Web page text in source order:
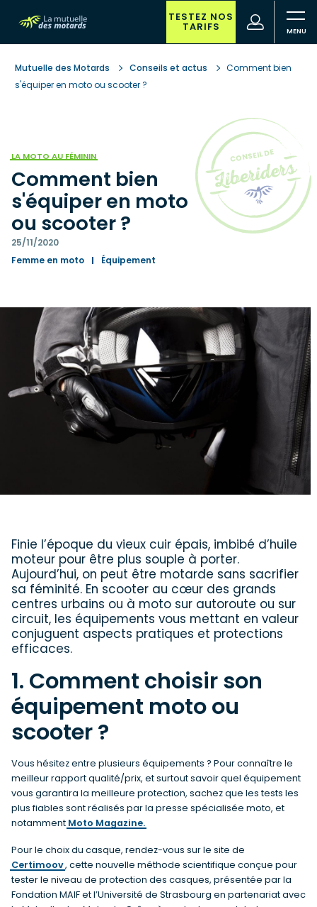
contenu
principal recherche
TESTEZ NOS
TARIFS
(nouvelle
fenêtre)
Mutuelle des Motards Conseils et actus
Comment bien
s'équiper en moto ou scooter ?
LA MOTO AU FÉMININ
Comment bien
s'équiper en moto
ou scooter ?
25/11/2020
Femme en moto
Équipement
Finie l’époque du vieux cuir épais, imbibé d’huile
moteur pour être plus souple à porter.
Aujourd’hui, on peut être motarde sans sacrifier
sa féminité. En scooter au cœur des grands
centres urbains ou à moto sur autoroute ou sur
circuit, les équipements vous mettant en valeur
conjuguent aspects pratiques et protections
efficaces.
1. Comment choisir son
équipement moto ou
scooter ?
Vous hésitez entre plusieurs équipements ? Pour connaître le
meilleur rapport qualité/prix, et surtout savoir quel équipement
vous garantira la meilleure protection, sachez que les tests les
plus fiables sont réalisés par la presse spécialisée moto, et
notamment Moto Magazine.
Pour le choix du casque, rendez-vous sur le site de
Certimoov, cette nouvelle méthode scientifique conçue pour
tester le niveau de protection des casques, présentée par la
Fondation MAIF et l’Université de Strasbourg en partenariat avec